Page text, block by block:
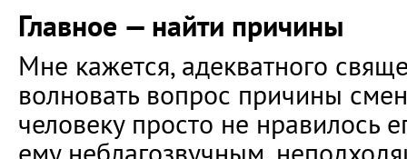
Главное — найти причины
Мне кажется, адекватного
волновать вопрос причины
человеку просто не нравилось